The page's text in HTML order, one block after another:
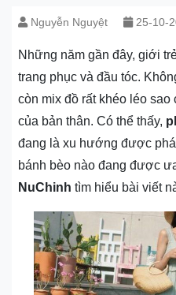
Nguyễn Nguyệt 25-10-
Những năm gần đây, giới
trang phục và đầu tóc.
còn mix đồ rất khéo léo
của bản thân. Có thể thấy,
đang là xu hướng được
bánh bèo nào đang được
NuChinh tìm hiểu bài viết